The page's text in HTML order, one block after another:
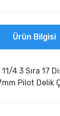
Ürün Bilgisi
4 3 Sıra 17
Pilot Delik